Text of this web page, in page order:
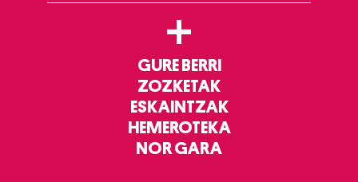
+
GURE BERRI
ZOZKETAK
ESKAINTZAK
HEMEROTEKA
NOR GARA